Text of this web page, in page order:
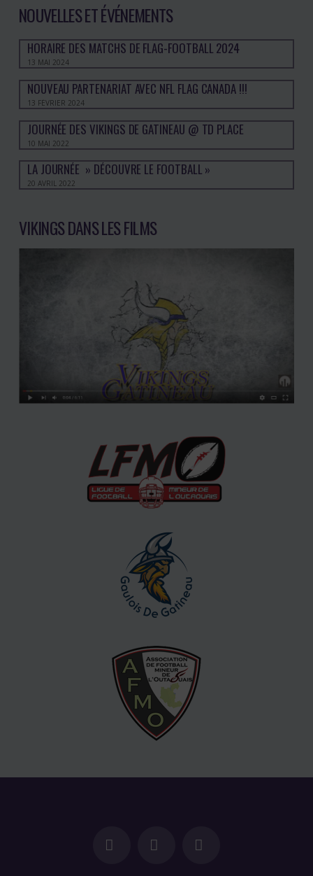
NOUVELLES ET ÉVÉNEMENTS
HORAIRE DES MATCHS DE FLAG-FOOTBALL 2024
13 MAI 2024
NOUVEAU PARTENARIAT AVEC NFL FLAG CANADA !!!
13 FÉVRIER 2024
JOURNÉE DES VIKINGS DE GATINEAU @ TD PLACE
10 MAI 2022
LA JOURNÉE » DÉCOUVRE LE FOOTBALL »
20 AVRIL 2022
VIKINGS DANS LES FILMS